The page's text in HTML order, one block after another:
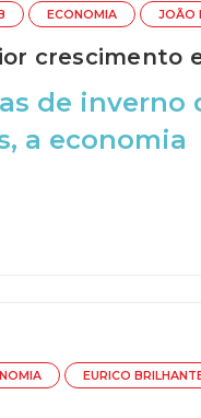
ECONOMIA JOÃO
crescimento
de inverno
a economia
EURICO